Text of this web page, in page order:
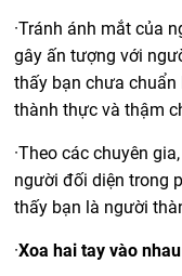
·Tránh ánh mắt của
gây ấn tượng với
thấy bạn chưa chuẩn
thành thực và thậm
·Theo các chuyên
người đối diện trong
thấy bạn là người
·Xoa hai tay vào